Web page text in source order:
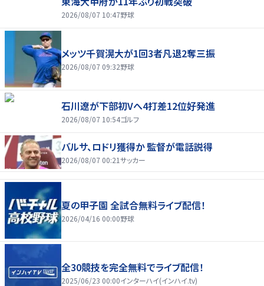
2026/08/07 10:47野球
メッツ千賀滉大が1回3者凡退2奪三振
2026/08/07 09:32野球
石川遼が下部初Vへ4打差12位好発進
2026/08/07 10:54ゴルフ
バルサ、ロドリ獲得か 監督が電話説得
2026/08/07 00:21サッカー
夏の甲子園 全試合無料ライブ配信！
2026/04/16 00:00野球
全30競技を完全無料でライブ配信！
2025/06/23 00:00インターハイ(インハイ.tv)